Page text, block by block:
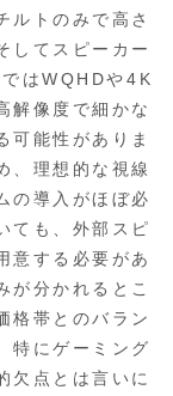
ルトのみで高さ
してスピーカー
はWQHDや4K
解像度で細かな
可能性がありま
、理想的な視線
の導入がほぼ必
ても、外部スピ
意する必要があ
が分かれるとこ
格帯とのバラン
特にゲーミング
欠点とは言いに